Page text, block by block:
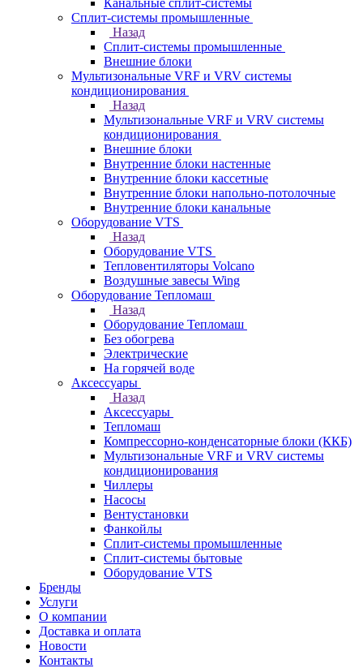
Канальные сплит-системы
Сплит-системы промышленные
Назад
Сплит-системы промышленные
Внешние блоки
Мультизональные VRF и VRV системы
кондиционирования
Назад
Мультизональные VRF и VRV системы
кондиционирования
Внешние блоки
Внутренние блоки настенные
Внутренние блоки кассетные
Внутренние блоки напольно-потолочные
Внутренние блоки канальные
Оборудование VTS
Назад
Оборудование VTS
Тепловентиляторы Volcano
Воздушные завесы Wing
Оборудование Тепломаш
Назад
Оборудование Тепломаш
Без обогрева
Электрические
На горячей воде
Аксессуары
Назад
Аксессуары
Тепломаш
Компрессорно-конденсаторные блоки (ККБ)
Мультизональные VRF и VRV системы
кондиционирования
Чиллеры
Насосы
Вентустановки
Фанкойлы
Сплит-системы промышленные
Сплит-системы бытовые
Оборудование VTS
Бренды
Услуги
О компании
Доставка и оплата
Новости
Контакты